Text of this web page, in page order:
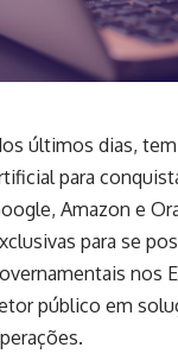
últimos dias,
para
Amazon e
para se
nos
público em